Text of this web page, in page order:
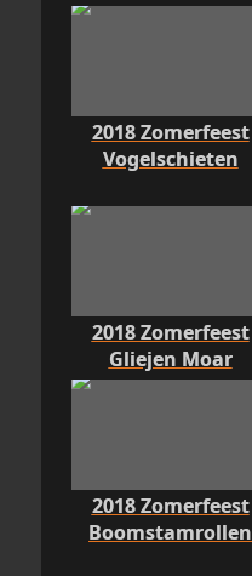
2018 Zomerfeest
Vogelschieten
2018 Zomerfeest
Gliejen Moar
2018 Zomerfeest
Boomstamrollen